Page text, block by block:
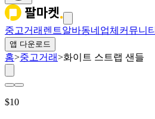
중고거래 렌트알바동네업체 커뮤니티
앱 다운로드
홈>중고거래>화이트 스트랩 샌들
$10